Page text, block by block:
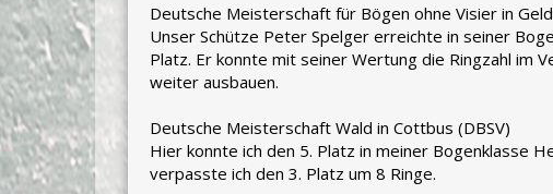
Deutsche Meisterschaft für Bögen ohne Visier in
Unser Schütze Peter Spelger erreichte in seiner
Platz. Er konnte mit seiner Wertung die Ringzahl im
weiter ausbauen.
Deutsche Meisterschaft Wald in Cottbus (DBSV)
Hier konnte ich den 5. Platz in meiner Bogenklasse
verpasste ich den 3. Platz um 8 Ringe.